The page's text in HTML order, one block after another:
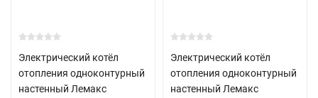
Электрический котёл
отопления одноконтурный
настенный Лемакс
Электрический котёл
отопления одноконтурный
настенный Лемакс